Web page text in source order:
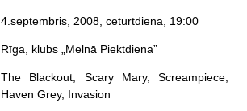
4.septembris, 2008, ceturtdiena , 19:00
Rīga, klubs „Melnā Piektdiena”
The Blackout, Scary Mary, Screampiece,
Haven Grey, Invasion